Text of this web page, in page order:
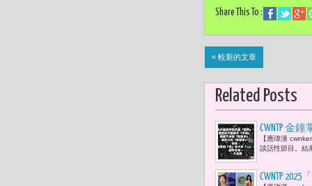
Share This To :
« 較新的文章
Related Posts
CWNTP 金
財危機
【應瑋漢
談話性節目。結
CWNTP